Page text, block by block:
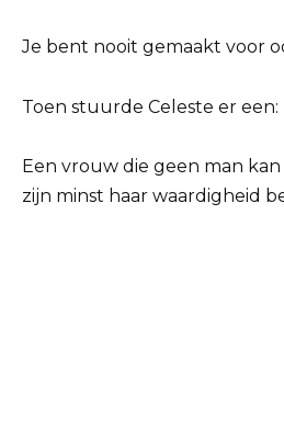
Je bent nooit gemaakt voor
Toen stuurde Celeste er een:
Een vrouw die geen man
zijn minst haar waardigheid